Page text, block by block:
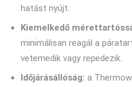
hatást nyújt.
Kiemelkedő
minimálisan reagál a
vetemedik vagy repedezik.
Időjárásállóság: a